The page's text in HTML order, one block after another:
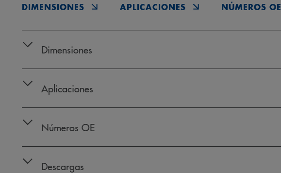
DIMENSIONES APLICACIONES NÚMEROS OE
Dimensiones
Aplicaciones
Números OE
Descargas